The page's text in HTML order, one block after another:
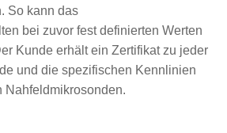
So kann das
bei zuvor fest definierten Werten
Kunde erhält ein Zertifikat zu jeder
und die spezifischen Kennlinien
Nahfeldmikrosonden.